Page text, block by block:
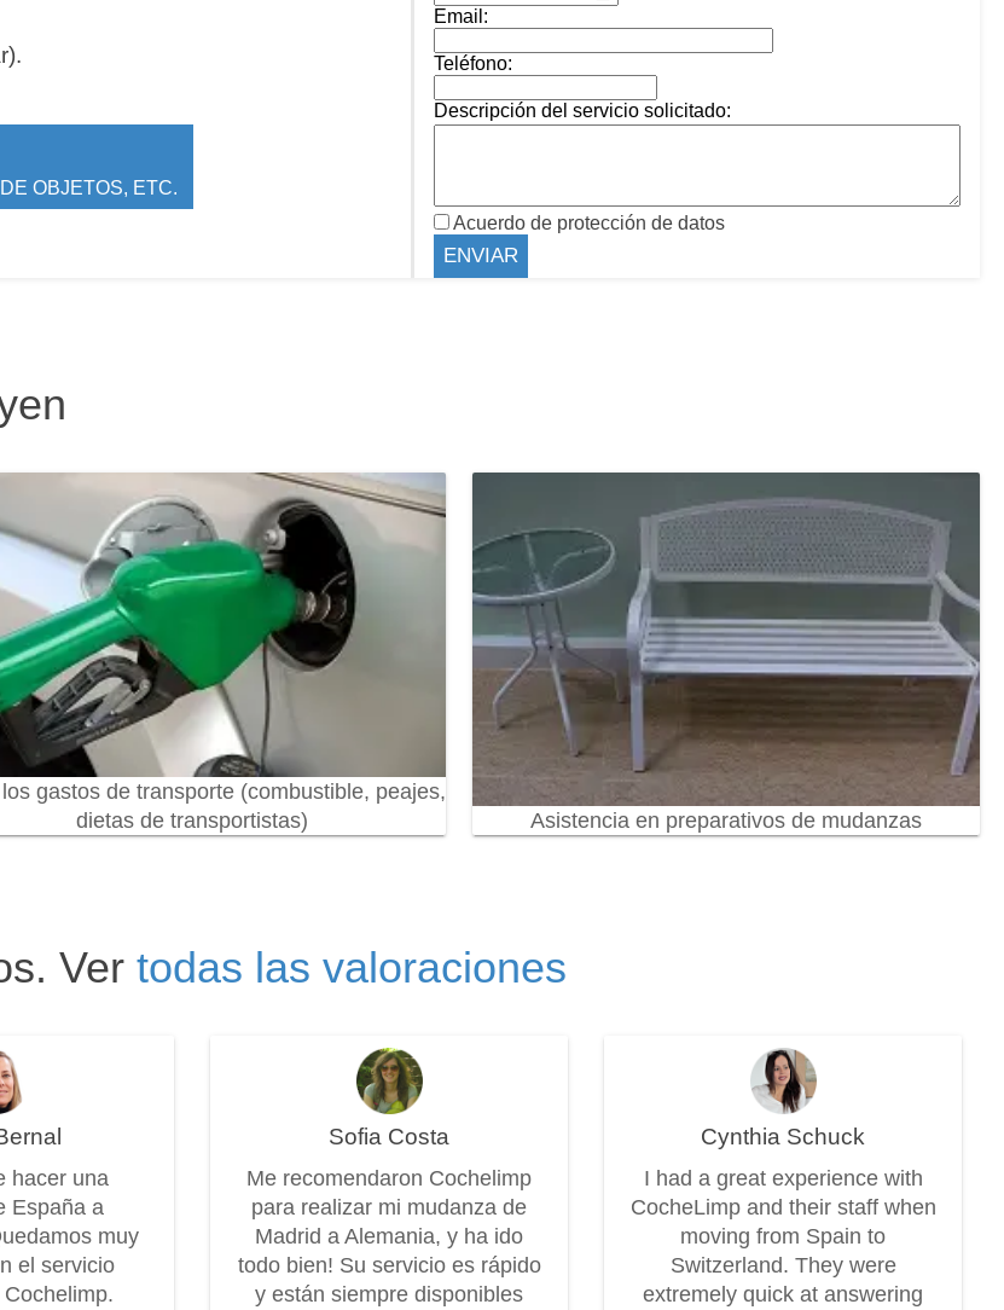
OBJETOS, ETC.
Email:
Teléfono:
Descripción del servicio solicitado:
Acuerdo de protección de datos
gastos de transporte (combustible, peajes,
dietas de transportistas)
Asistencia en preparativos de mudanzas
Ver todas las valoraciones
hacer una
España a
muy
el servicio
Sofia Costa
Me recomendaron Cochelimp
para realizar mi mudanza de
Madrid a Alemania, y ha ido
todo bien! Su servicio es rápido
y están siempre disponibles
Cynthia Schuck
I had a great experience with
CocheLimp and their staff when
moving from Spain to
Switzerland. They were
extremely quick at answering